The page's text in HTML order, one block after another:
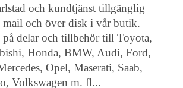
och kundtjänst tillgänglig
mail och över disk i vår butik.
delar och tillbehör till Toyota,
Honda, BMW, Audi, Ford,
Opel, Maserati, Saab,
Volkswagen m. fl...